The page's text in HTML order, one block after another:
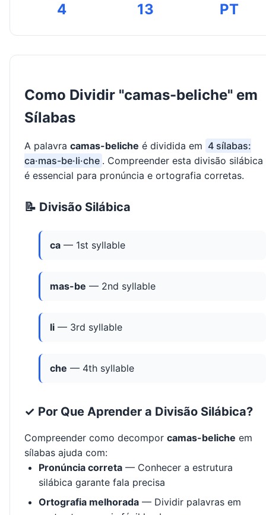
4 13 PT
Como Dividir "camas-beliche" em
Sílabas
A palavra camas-beliche é dividida em 4 sílabas:
ca·mas-be·li·che . Compreender esta divisão silábica
é essencial para pronúncia e ortografia corretas.
📝 Divisão Silábica
ca — 1st syllable
mas-be — 2nd syllable
li — 3rd syllable
che — 4th syllable
✓ Por Que Aprender a Divisão Silábica?
Compreender como decompor camas-beliche em
sílabas ajuda com:
Pronúncia correta — Conhecer a estrutura
silábica garante fala precisa
Ortografia melhorada — Dividir palavras em